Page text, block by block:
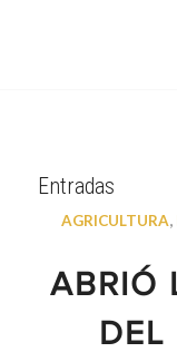
Entradas
AGRICULTURA,
ABRIÓ
DEL